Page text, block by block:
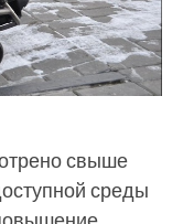
свыше
среды